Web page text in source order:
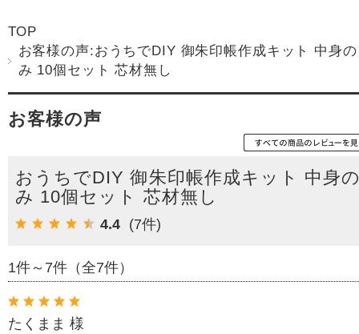
TOP
お客様の声:おうちでDIY 御朱印帳作成キット 中身の
み 10個セット 芯材無し
お客様の声
おうちでDIY 御朱印帳作成キット 中身
み 10個セット 芯材無し
4.4 (7件)
1件～7件（全7件）
たくまま 様